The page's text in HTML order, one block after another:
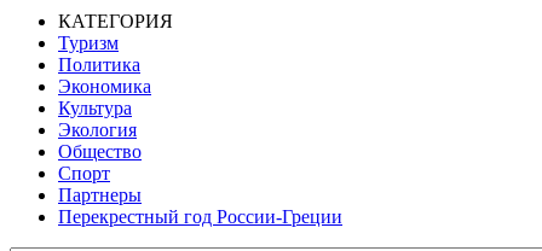
КАТЕГОРИЯ
Туризм
Политика
Экономика
Культура
Экология
Общество
Спорт
Партнеры
Перекрестный год России-Греции